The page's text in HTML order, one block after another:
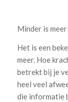
Minder is meer
Het is een
meer. Hoe
betrekt bij je
heel veel
die informatie